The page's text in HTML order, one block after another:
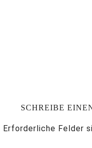
SCHREIBE
Erforderliche Felder